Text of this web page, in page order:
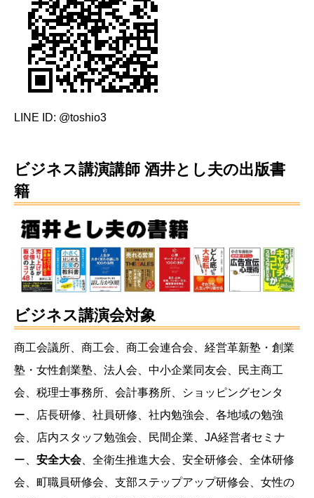
LINE ID: @toshio3
ビジネス講演講師 酒井とし夫の出版書
籍
ビジネス講演会対象
商工会議所、商工会、商工会連合会、経営革新塾・創業
塾・女性創業塾、法人会、中小企業同友会、民主商工
会、税理士事務所、会計事務所、ショッピングセンタ
ー、店長研修、社員研修、社内勉強会、各地域の勉強
会、店内スタッフ勉強会、民間企業、JA経営者セミナ
ー、 安全大会、全衛生推進大会、安全研修会、全体研修
会、町職員研修会、支部ステップアップ研修会、女性の